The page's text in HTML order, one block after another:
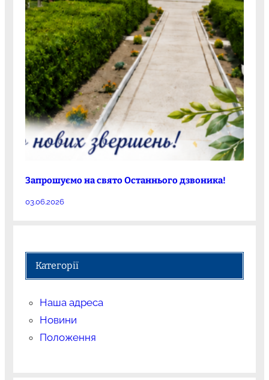
Запрошуємо на свято Останнього дзвоника!
03.06.2026
Категорії
Наша адреса
Новини
Положення